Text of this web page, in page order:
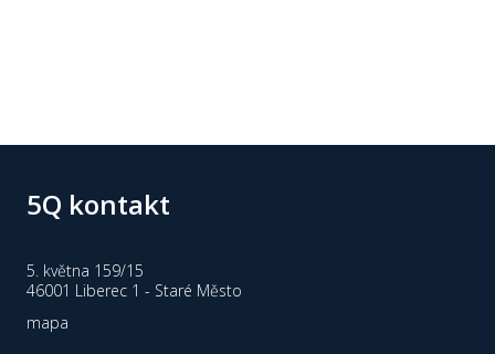
5Q kontakt
5. května 159/15
46001 Liberec 1 - Staré Město
mapa